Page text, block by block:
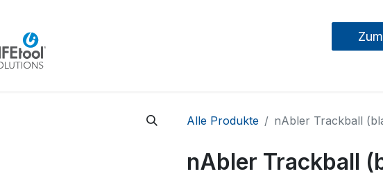
IntegraMouseAIR
Alle Produkte nAbler Trackball
nAbler Trackball